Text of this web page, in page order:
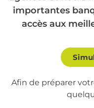
importantes
accès aux
Afin de préparer